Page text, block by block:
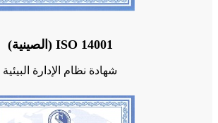
ISO 14001 (الصينية)
شهادة نظام الإدارة البيئية